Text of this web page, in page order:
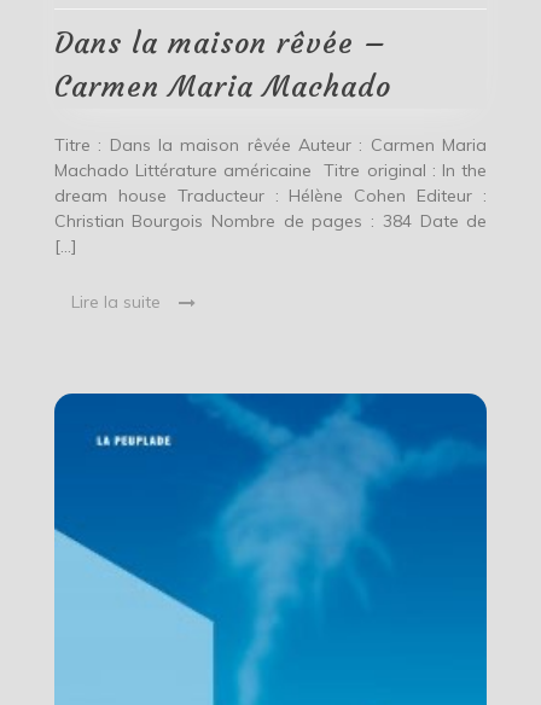
Carmen
Maria
Machado
Dans la maison rêvée –
Carmen Maria Machado
Titre : Dans la maison rêvée Auteur : Carmen Maria
Machado Littérature américaine Titre original : In the
dream house Traducteur : Hélène Cohen Editeur :
Christian Bourgois Nombre de pages : 384 Date de
[…]
Lire la suite